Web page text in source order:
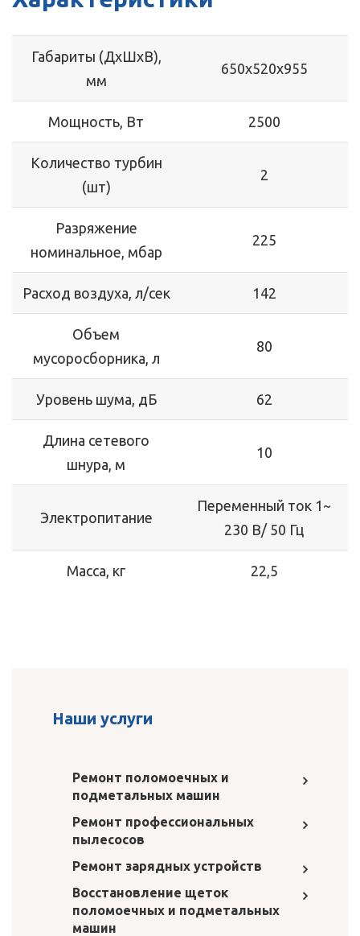
Габариты (ДхШхВ),
мм
650х520х955
Мощность, Вт 2500
Количество турбин
(шт)
2
Разряжение
номинальное, мбар
225
Расход воздуха, л/сек 142
Объем
мусоросборника, л
80
Уровень шума, дБ 62
Длина сетевого
шнура, м
10
Электропитание
Переменный ток 1~
230 В/ 50 Гц
Масса, кг 22,5
Наши услуги
Ремонт поломоечных и
подметальных машин
Ремонт профессиональных
пылесосов
Ремонт зарядных устройств
Восстановление щеток
поломоечных и подметальных
машин